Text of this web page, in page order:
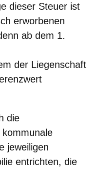
dieser Steuer ist
erworbenen
ab dem 1.
der Liegenschaft
die
kommunale
jeweiligen
entrichten, die